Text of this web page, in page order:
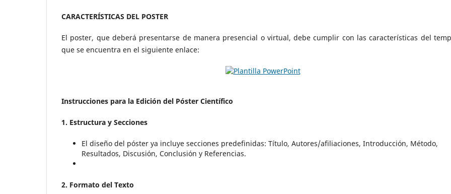
CARACTERÍSTICAS DEL POSTER
El poster, que deberá presentarse de manera presencial o virtual, debe cumplir con las características del
que se encuentra en el siguiente enlace:
Instrucciones para la Edición del Póster Científico
1. Estructura y Secciones
El diseño del póster ya incluye secciones predefinidas: Título, Autores/afiliaciones, Introducción, Método,
Resultados, Discusión, Conclusión y Referencias.
2. Formato del Texto